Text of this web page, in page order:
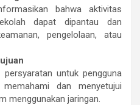
bahwa aktivitas
dapat dipantau dan
pengelolaan, atau
untuk pengguna
dan menyetujui
menggunakan jaringan.